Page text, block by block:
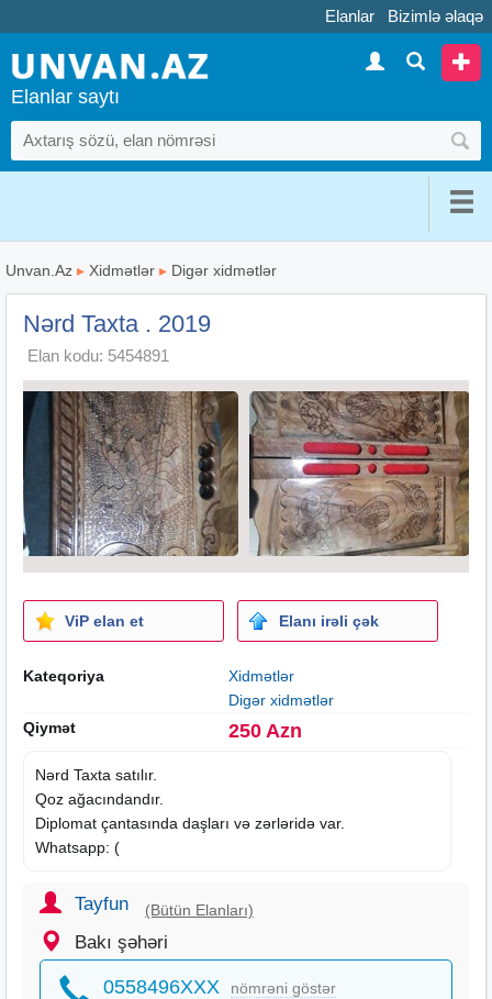
Elanlar Bizimlə əlaqə
Elanlar saytı
Unvan.Az ▸ Xidmətlər ▸ Digər xidmətlər
Nərd Taxta . 2019
Elan kodu: 5454891
ViP elan et Elanı irəli çək
Kateqoriya
Xidmətlər
Digər xidmətlər
Qiymət
250 Azn
Nərd Taxta satılır.
Qoz ağacındandır.
Diplomat çantasında daşları və zərləridə var.
Whatsapp: (
Tayfun (Bütün Elanları)
Bakı şəhəri
0558496XXX nömrəni göstər